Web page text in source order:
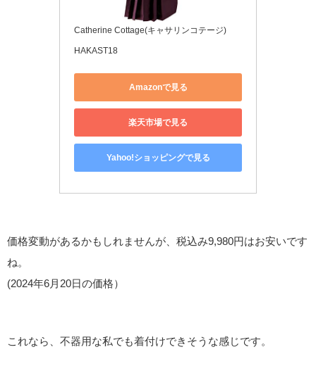
Catherine Cottage(キャサリンコテージ)
HAKAST18
Amazonで見る
楽天市場で見る
Yahoo!ショッピングで見る
価格変動があるかもしれませんが、税込み9,980円はお安いです
ね。
(2024年6月20日の価格）
これなら、不器用な私でも着付けできそうな感じです。